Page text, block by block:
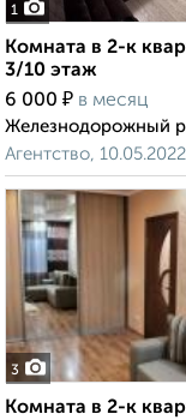
1
Комната в 2-к
3/10 этаж
6 000 ₽ в месяц
Железнодорожный
Агентство, 10.05.2022
3
Комната в 2-к